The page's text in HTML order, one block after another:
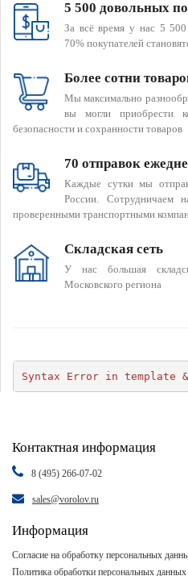
5 500 довольных
За всё время у нас 5
70% покупателей
Более сотни
Мы максимально
вы могли приобрести
безопасности и сохранности товаров
70 отправок
Каждые сутки мы
России. Сотрудничаем
проверенными транспортными
Складская сеть
У нас большая
Московского региона
Syntax Error in template
Контактная информация
8 (495) 266-07-02
sales@vorolov.ru
Информация
Согласие на обработку персональных
Политика обработки персональных данных